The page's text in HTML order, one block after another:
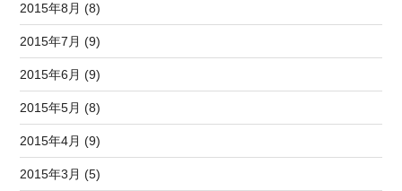
2015年8月 (8)
2015年7月 (9)
2015年6月 (9)
2015年5月 (8)
2015年4月 (9)
2015年3月 (5)